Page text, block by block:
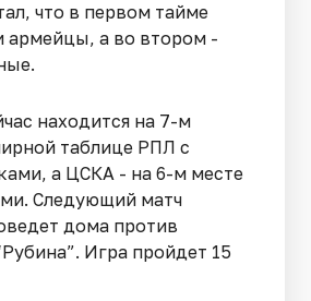
что в первом тайме
армейцы, а во втором -
находится на 7-м
таблице РПЛ с
а ЦСКА - на 6-м месте
Следующий матч
дома против
Игра пройдет 15